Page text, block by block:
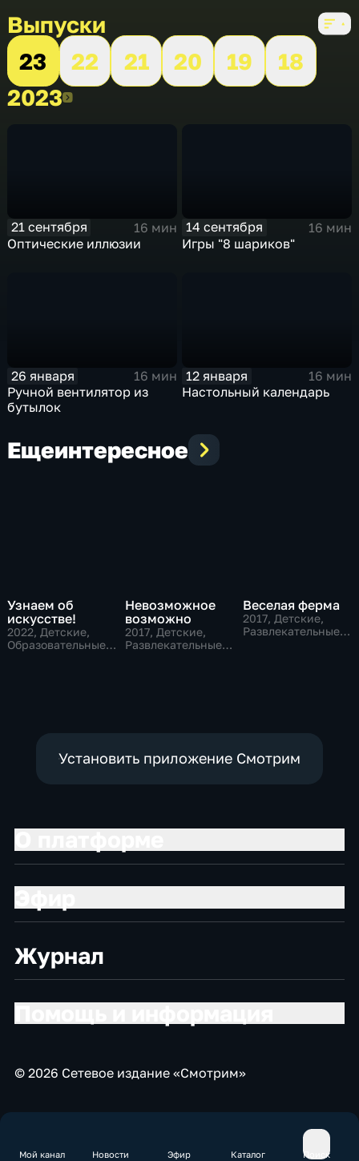
Мой канал Новости Эфир Каталог Поиск
Выпуски
23
22 21 20 19
18
20232023
21 сентября
16 мин
Оптические иллюзии
14 сентября
16 мин
Игры "8 шариков"
26 января
16 мин
Ручной вентилятор из
бутылок
12 января
16 мин
Настольный календарь
Ещеинтересное
Узнаем об
искусстве!
2022, Детские,
Образовательные,
Невозможное
возможно
2017, Детские,
Развлекательные,
Веселая ферма
2017, Детские,
Развлекательные,
Установить приложение Смотрим
Журнал
© 2026 Сетевое издание «Смотрим»